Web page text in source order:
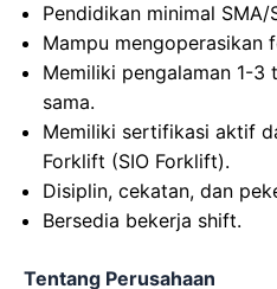
Pendidikan minimal SMA/
Mampu mengoperasikan
Memiliki pengalaman 1-3
sama.
Memiliki sertifikasi aktif
Forklift (SIO Forklift).
Disiplin, cekatan, dan
Bersedia bekerja shift.
Tentang Perusahaan